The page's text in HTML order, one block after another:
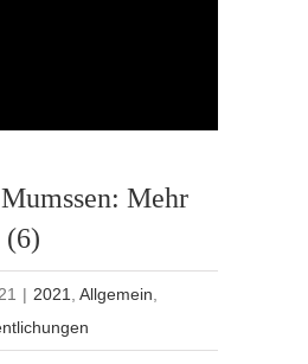
Mehr
(6)
| 2021 ,Allgemein